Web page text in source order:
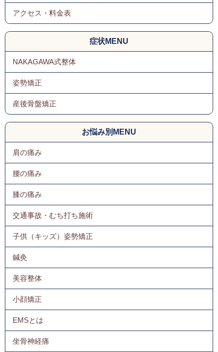
症状MENU
NAKAGAWA式整体
姿勢矯正
産後骨盤矯正
お悩み別MENU
肩の痛み
腰の痛み
膝の痛み
交通事故・むち打ち施術
子供（キッズ）姿勢矯正
鍼灸
美容整体
小顔矯正
EMSとは
坐骨神経痛